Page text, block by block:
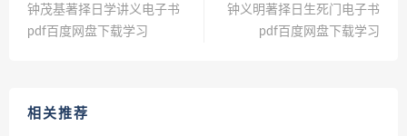
钟茂基著择日学讲义电子书
pdf百度网盘下载学习
钟义明著择日生死门电子书
pdf百度网盘下载学习
相关推荐